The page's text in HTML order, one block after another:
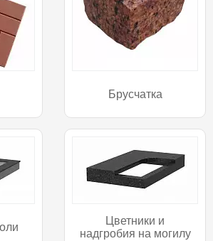
Брусчатка
Цветники и
надгробия на могилу